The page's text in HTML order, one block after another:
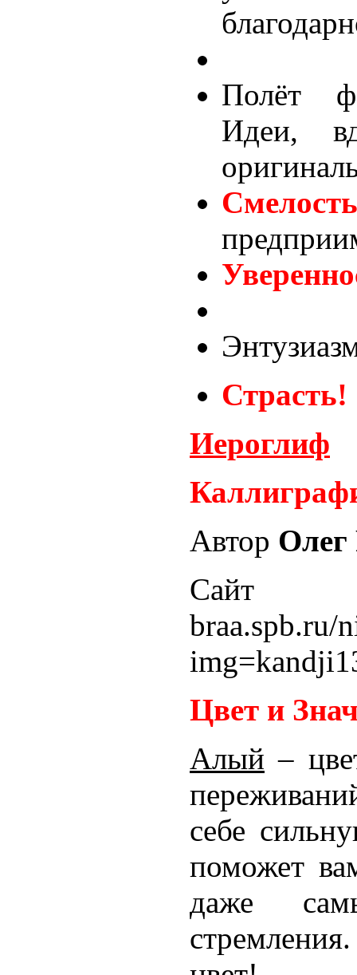
Полёт
Идеи,
Смелость
Страсть!
Иероглиф
Автор Олег
Сайт
braa.spb.ru/
Цвет и
Алый –
себе
поможет
даже